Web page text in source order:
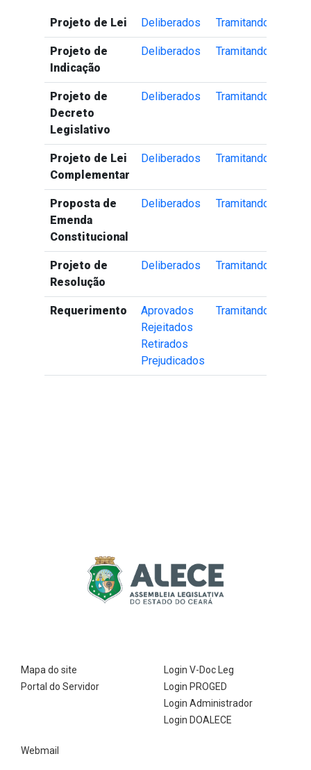
Tipo de Proposição
Proposições Deliberadas
Proposições Tramitando
Projeto de Lei Deliberados Tramitando
Projeto de
Indicação
Deliberados Tramitando
Projeto de
Decreto
Legislativo
Deliberados Tramitando
Projeto de Lei
Complementar
Deliberados Tramitando
Proposta de
Emenda
Constitucional
Deliberados Tramitando
Projeto de
Resolução
Deliberados Tramitando
Requerimento
Aprovados
Rejeitados
Retirados
Prejudicados
Tramitando
Mapa do site
Portal do Servidor
Login V-Doc Leg
Login PROGED
Login Administrador
Login DOALECE
Webmail